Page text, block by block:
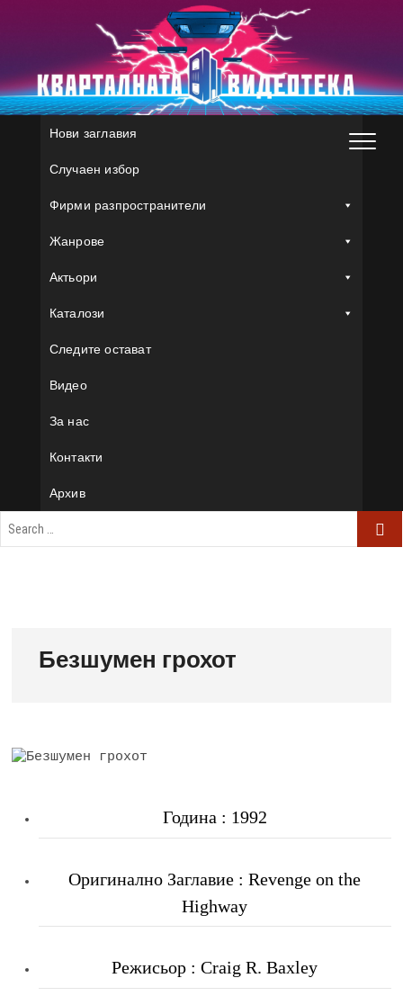
Нови заглавия
Случаен избор
Фирми разпространители
Жанрове
Актьори
Каталози
Следите остават
Видео
За нас
Контакти
Архив
Безшумен грохот
Година : 1992
Оригинално Заглавие : Revenge on the
Highway
Режисьор : Craig R. Baxley